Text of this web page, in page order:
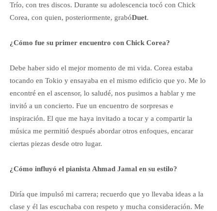
Trío, con tres discos. Durante su adolescencia tocó con Chick
Corea, con quien, posteriormente, grabóDuet.
¿Cómo fue su primer encuentro con Chick Corea?
Debe haber sido el mejor momento de mi vida. Corea estaba
tocando en Tokio y ensayaba en el mismo edificio que yo. Me lo
encontré en el ascensor, lo saludé, nos pusimos a hablar y me
invitó a un concierto. Fue un encuentro de sorpresas e
inspiración. El que me haya invitado a tocar y a compartir la
música me permitió después abordar otros enfoques, encarar
ciertas piezas desde otro lugar.
¿Cómo influyó el pianista Ahmad Jamal en su estilo?
Diría que impulsó mi carrera; recuerdo que yo llevaba ideas a la
clase y él las escuchaba con respeto y mucha consideración. Me